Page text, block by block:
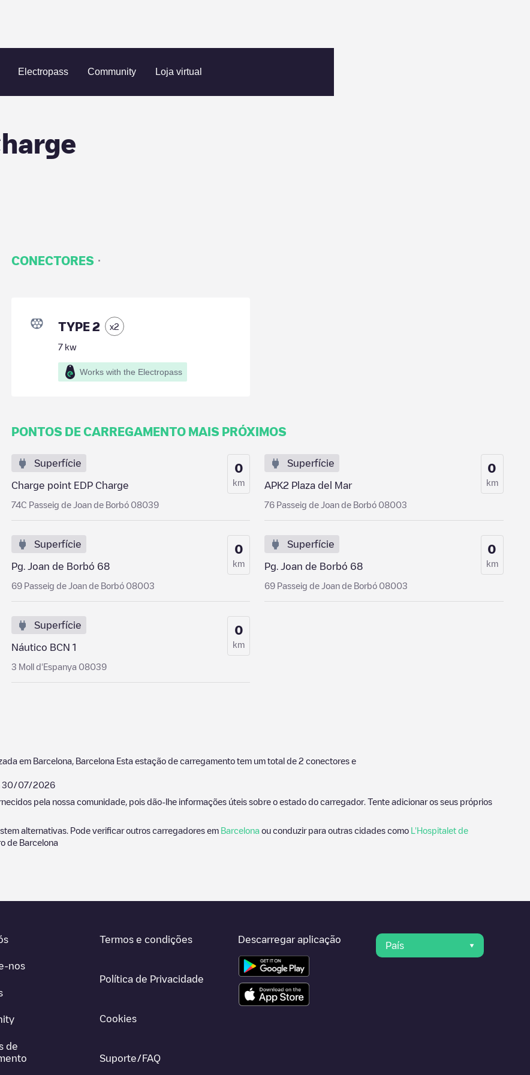
Electropass Community Loja virtual
point EDP Charge
CONECTORES ·
TYPE 2 x2
7kw
Works with the Electropass
PONTOS DE CARREGAMENTO MAIS PRÓXIMOS
Superfície
Charge point EDP Charge
74C Passeig de Joan de Borbó 08039
0
km
Superfície
APK2 Plaza del Mar
76 Passeig de Joan de Borbó 08003
0
km
Superfície
Pg. Joan de Borbó 68
69 Passeig de Joan de Borbó 08003
0
km
Superfície
Pg. Joan de Borbó 68
69 Passeig de Joan de Borbó 08003
0
km
Superfície
Náutico BCN 1
3 Moll d'Espanya 08039
0
km
em Barcelona Barcelona Esta estação de carregamento tem um total de 2 conectores e
30/07/2026
pela nossa comunidade, pois dão-lhe informações úteis sobre o estado do carregador. Tente adicionar os seus próprios
alternativas. Pode verificar outros carregadores em Barcelona ou conduzir para outras cidades como
L'Hospitalet de
de Barcelona
nos
de
Termos e condições
Política de Privacidade
Cookies
Suporte/FAQ
Descarregar aplicação
País